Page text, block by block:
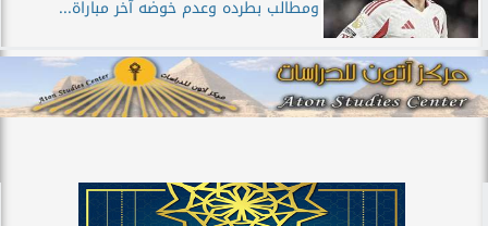
ومطالب بطرده وعدم خوضه آخر مباراة...